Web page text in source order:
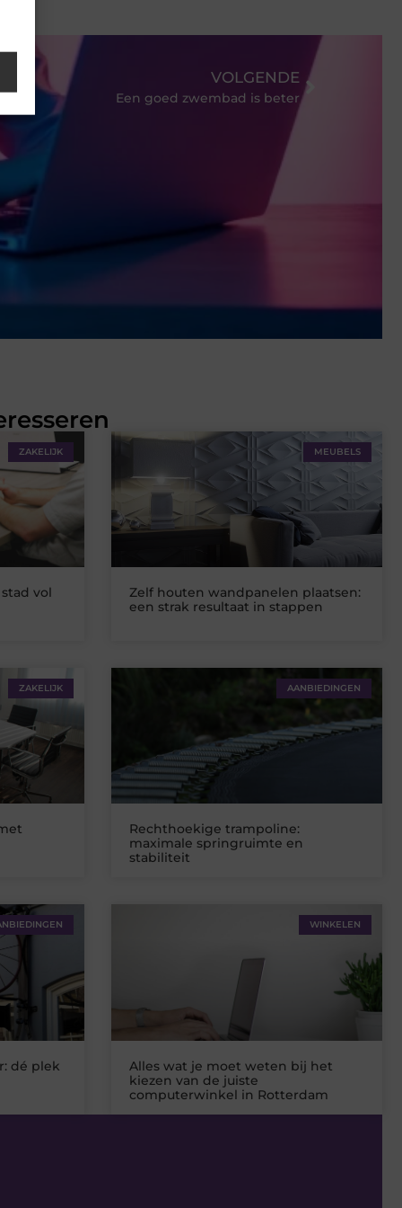
VOLGENDE
Een goed zwembad is beter
ZAKELIJK
vol
MEUBELS
Zelf houten wandpanelen plaatsen:
een strak resultaat in stappen
ZAKELIJK AANBIEDINGEN
Rechthoekige trampoline:
maximale springruimte en
stabiliteit
dé plek
WINKELEN
Alles wat je moet weten bij het
kiezen van de juiste
computerwinkel in Rotterdam